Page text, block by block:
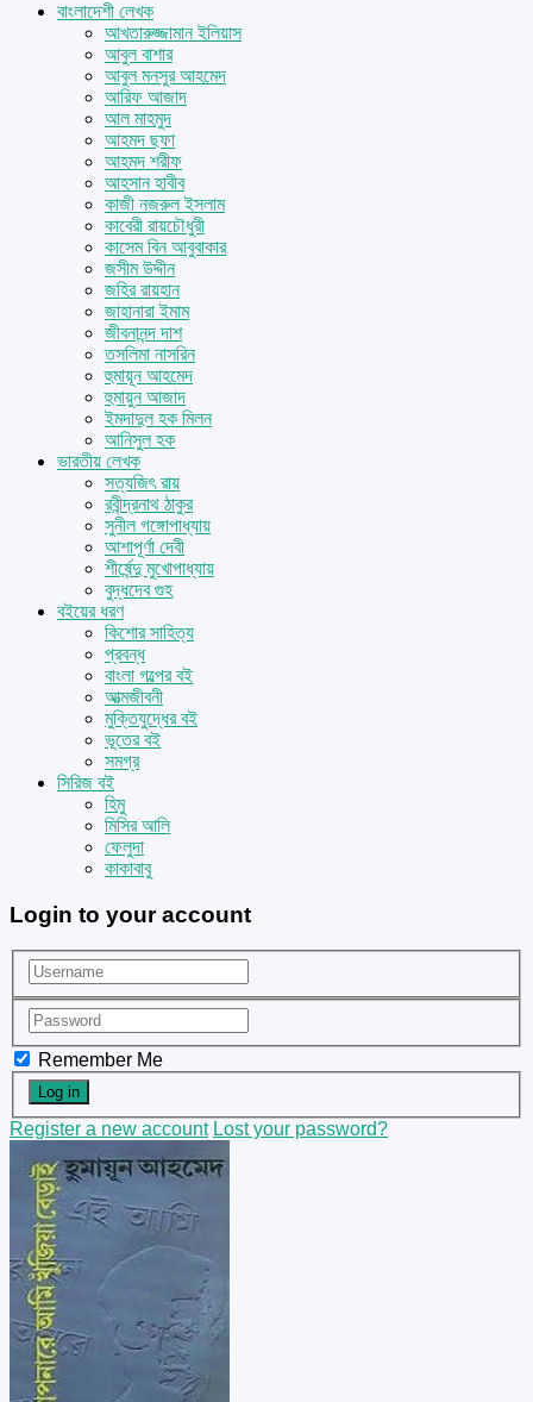
বাংলাদেশী লেখক
আখতারুজ্জামান ইলিয়াস
আবুল বাশার
আবুল মনসুর আহমেদ
আরিফ আজাদ
আল মাহমুদ
আহমদ ছফা
আহমদ শরীফ
আহসান হাবীব
কাজী নজরুল ইসলাম
কাবেরী রায়চৌধুরী
কাসেম বিন আবুবাকার
জসীম উদ্দীন
জহির রায়হান
জাহানারা ইমাম
জীবনানন্দ দাশ
তসলিমা নাসরিন
হুমায়ূন আহমেদ
হুমায়ুন আজাদ
ইমদাদুল হক মিলন
আনিসুল হক
ভারতীয় লেখক
সত্যজিৎ রায়
রবীন্দ্রনাথ ঠাকুর
সুনীল গঙ্গোপাধ্যায়
আশাপূর্ণা দেবী
শীর্ষেন্দু মুখোপাধ্যায়
বুদ্ধদেব গুহ
বইয়ের ধরণ
কিশোর সাহিত্য
প্রবন্ধ
বাংলা গল্পের বই
আত্মজীবনী
মুক্তিযুদ্ধের বই
ভূতের বই
সমগ্র
সিরিজ বই
হিমু
মিসির আলি
ফেলুদা
কাকাবাবু
Login to your account
Remember Me
Register a new account Lost your password?